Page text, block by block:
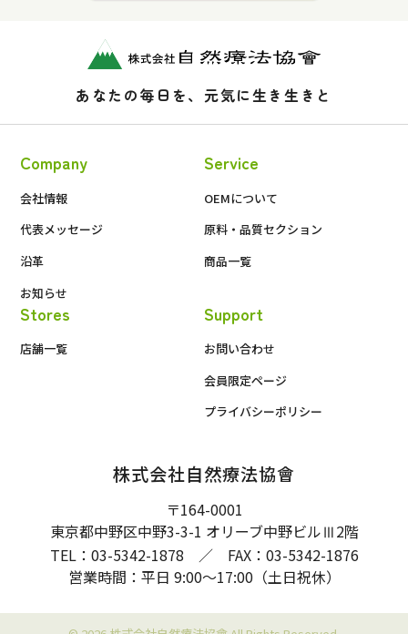
あなたの毎日を、元気に生き生きと
Company
会社情報
代表メッセージ
沿革
お知らせ
Service
OEMについて
原料・品質セクション
商品一覧
Stores
店舗一覧
Support
お問い合わせ
会員限定ページ
プライバシーポリシー
株式会社自然療法協會
〒164-0001
東京都中野区中野3-3-1 オリーブ中野ビル Ⅲ 2階
TEL：03-5342-1878 ／ FAX：03-5342-1876
営業時間：平日 9:00〜17:00（土日祝休）